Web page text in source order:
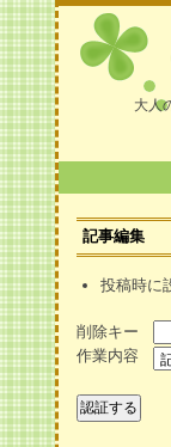
大人
記事編集
投稿時に
削除キー
作業内容